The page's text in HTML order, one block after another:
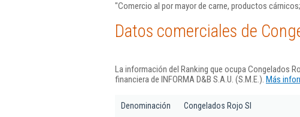
"Comercio al por mayor de carne, productos
Datos comerciales de
La información del Ranking que ocupa Congelados
financiera de INFORMA D&B S.A.U. (S.M.E.). Más
Denominación Congelados Rojo Sl